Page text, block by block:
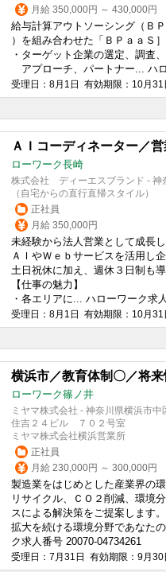
月給 350,000円 ～ 430,000円
給与計算アウトソーシング（Ｂ
）を組み合わせた「ＢＰａａＳ
・ターゲット企業の選定、調査
アプローチ、パートナー... ハ
受理日：8月1日 有効期限：10月31
ＡＩコーディネーター／
ローワーク長崎
株式会社 ディーエスブランド - 神
（自宅からの直行直帰スタイル）
正社員
月給 350,000円
未経験から法人営業として成長
ＡＩやＷｅｂサービスを活用し
土日祝休に加え、週休３日制も
【仕事の魅力】
・各エリアに... ハローワーク求
受理日：8月1日 有効期限：10月31
横浜市／教育体制〇／将
ローワーク篠ノ井
ミヤマ株式会社 - 神奈川県横浜市中
住吉２４ビル ７０２号室
ミヤマ株式会社横浜営業所
正社員
月給 230,000円 ～ 300,000円
製造業をはじめとした産業界の
リサイクル、ＣＯ２削減、環境
スによる解決策をご提案します。
拡大を続ける環境分野であなた
ク求人番号 20070-04734261
受理日：7月31日 有効期限：9月30